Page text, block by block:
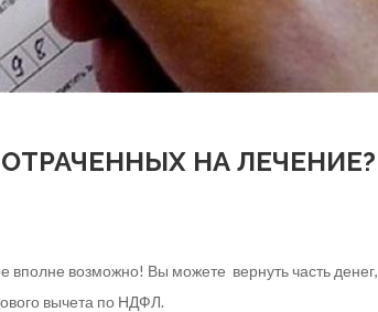
НА ЛЕЧЕНИЕ?
вполне возможно! Вы можете вернуть часть денег,
вычета по НДФЛ.